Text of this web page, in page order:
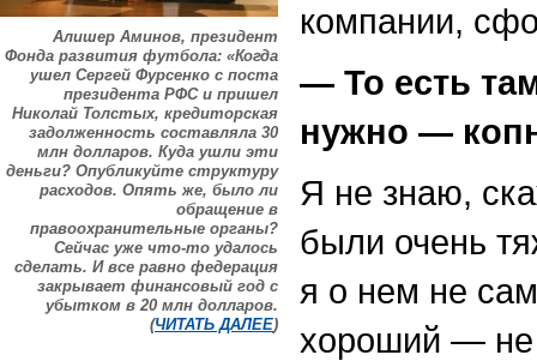
Алишер Аминов, президент
Фонда развития футбола: «Когда
ушел Сергей Фурсенко с поста
президента РФС и пришел
Николай Толстых, кредиторская
задолженность составляла 30
млн долларов. Куда ушли эти
деньги? Опубликуйте структуру
расходов. Опять же, было ли
обращение в
правоохранительные органы?
Сейчас уже что-то удалось
сделать. И все равно федерация
закрывает финансовый год с
убытком в 20 млн долларов.
(ЧИТАТЬ ДАЛЕЕ)
компании,
— То есть
нужно —
Я не знаю,
были очень
я о нем не
хороший — не